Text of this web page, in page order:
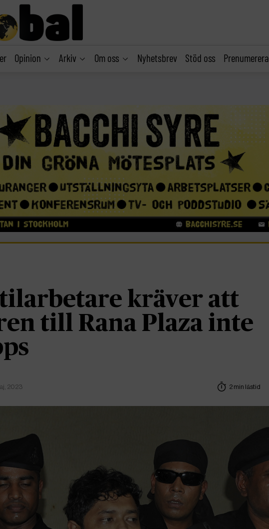
Opinion Arkiv Om oss Nyhetsbrev Stöd oss Prenumerera
kräver att
till Rana Plaza inte
2023 2 min lästid